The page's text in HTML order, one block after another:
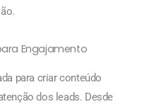
Engajamento
para criar conteúdo
dos leads. Desde